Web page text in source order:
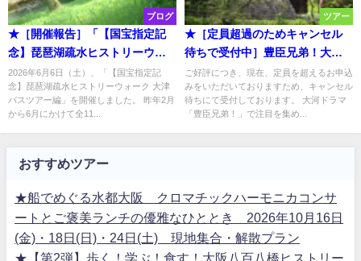
ブログ
★［開催報告］「【国宝指定記
念】琵琶湖疏水ヒストリーウォ
ーク 大津バスツアー編」を開催
しました！
2026年6月6日（土）、「【国宝指定記
念】琵琶湖疏水ヒストリーウォーク 大津
バスツアー編」を開催しました。 昨年2月
から6月にかけて全11...
ツアー
★［定員超過のためキャンセル
待ちで受付中］豊臣兄弟！大和
タイムスリップバスツアー ～
秀長の郡山城と今井町物語～
2026年11月7日(土) 日帰りプラ
ご好評につき、現在、定員を超えるお申込
みをいただいておりますため、キャンセル
待ちにて受付しております。 大河ドラマ
「豊臣兄弟！」で注目を集め...
おすすめツアー
★船でめぐる水都大阪 クロマチックハーモニカコンサ
ートとご褒美ランチの優雅なひととき 2026年10月16日
(金)・18日(日)・24日(土) 現地集合・解散プラン
★【第2弾】歩く！学ぶ！食す！大阪八百八橋ヒストリー